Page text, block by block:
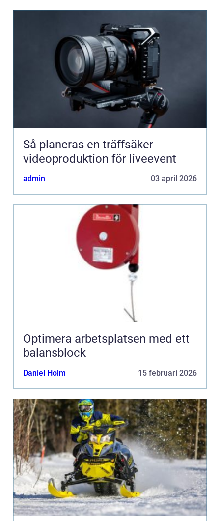
Så planeras en träffsäker
videoproduktion för liveevent
admin 03 april 2026
Optimera arbetsplatsen med ett
balansblock
Daniel Holm 15 februari 2026